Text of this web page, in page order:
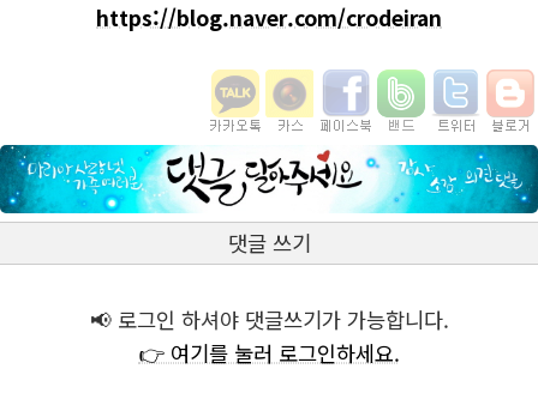
https://blog.naver.com/crodeiran
댓글 쓰기
📢 로그인 하셔야 댓글쓰기가 가능합니다.
👉 여기를 눌러 로그인하세요.